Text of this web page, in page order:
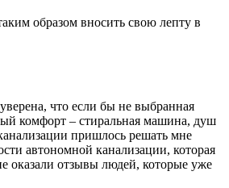
образом вносить свою лепту в
что если бы не выбранная
комфорт – стиральная машина, душ
пришлось решать мне
автономной канализации, которая
оказали отзывы людей, которые уже